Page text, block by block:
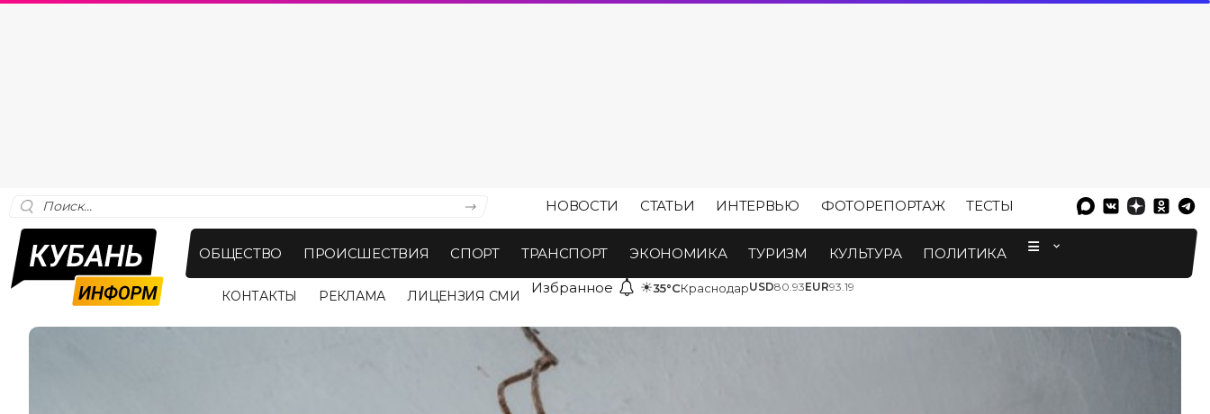
НОВОСТИ СТАТЬИ ИНТЕРВЬЮ ФОТОРЕПОРТАЖ ТЕСТЫ
ОБЩЕСТВО ПРОИСШЕСТВИЯ СПОРТ ТРАНСПОРТ ЭКОНОМИКА ТУРИЗМ КУЛЬТУРА ПОЛИТИКА
КОНТАКТЫ РЕКЛАМА ЛИЦЕНЗИЯ СМИ Избранное ☀35°CКраснодарUSD80.93EUR93.19